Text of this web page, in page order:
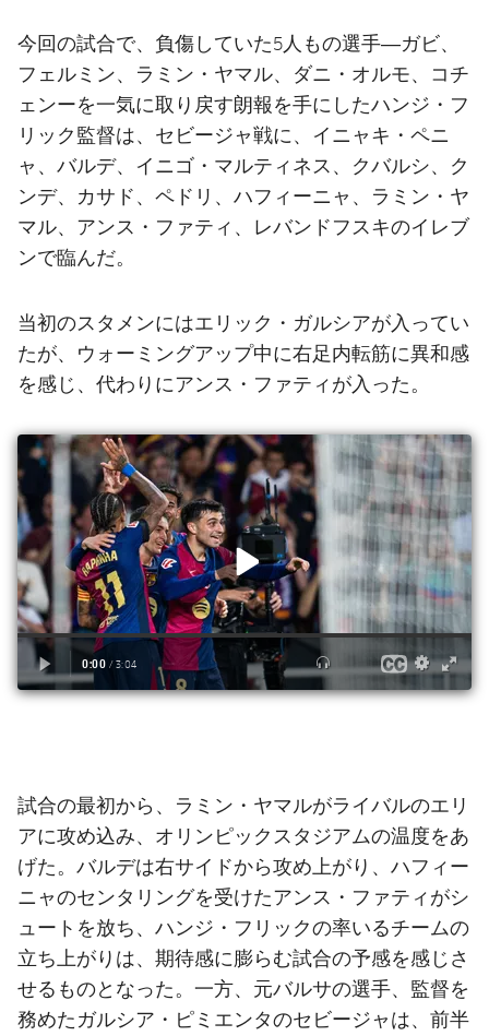
今回の試合で、負傷していた5人もの選手―ガビ、
フェルミン、ラミン・ヤマル、ダニ・オルモ、コチ
ェンーを一気に取り戻す朗報を手にしたハンジ・フ
リック監督は、セビージャ戦に、イニャキ・ペニ
ャ、バルデ、イニゴ・マルティネス、クバルシ、ク
ンデ、カサド、ペドリ、ハフィーニャ、ラミン・ヤ
マル、アンス・ファティ、レバンドフスキのイレブ
ンで臨んだ。
当初のスタメンにはエリック・ガルシアが入ってい
たが、ウォーミングアップ中に右足内転筋に異和感
を感じ、代わりにアンス・ファティが入った。
試合の最初から、ラミン・ヤマルがライバルのエリ
アに攻め込み、オリンピックスタジアムの温度をあ
げた。バルデは右サイドから攻め上がり、ハフィー
ニャのセンタリングを受けたアンス・ファティがシ
ュートを放ち、ハンジ・フリックの率いるチームの
立ち上がりは、期待感に膨らむ試合の予感を感じさ
せるものとなった。一方、元バルサの選手、監督を
務めたガルシア・ピミエンタのセビージャは、前半